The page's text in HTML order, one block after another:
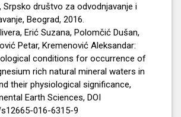
Srpsko društvo za odvodnjavanje i
Beograd, 2016.
Erić Suzana, Polomčić Dušan,
Petar, Kremenović Aleksandar:
conditions for occurrence of
rich natural mineral waters in
their physiological significance,
Earth Sciences, DOI
016-6315-9